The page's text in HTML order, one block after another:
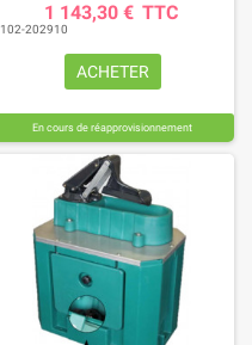
1 143,30 € TTC
102-202910
ACHETER
En cours de réapprovisionnement